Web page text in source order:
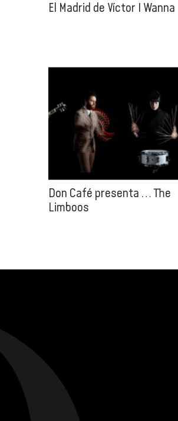
El Madrid de Víctor I Wanna
Don Café presenta … The
Limboos